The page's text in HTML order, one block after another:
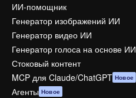
ИИ-помощник
Генератор изображений ИИ
Генератор видео ИИ
Генератор голоса на основе ИИ
Стоковый контент
MCP для Claude/ChatGPT Новое
Агенты Новое